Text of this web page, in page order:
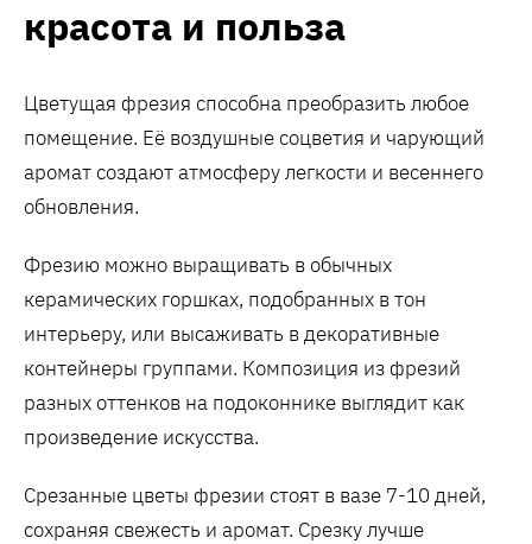
красота и польза
Цветущая фрезия способна преобразить любое
помещение. Её воздушные соцветия и чарующий
аромат создают атмосферу легкости и весеннего
обновления.
Фрезию можно выращивать в обычных
керамических горшках, подобранных в тон
интерьеру, или высаживать в декоративные
контейнеры группами. Композиция из фрезий
разных оттенков на подоконнике выглядит как
произведение искусства.
Срезанные цветы фрезии стоят в вазе 7-10 дней,
сохраняя свежесть и аромат. Срезку лучше